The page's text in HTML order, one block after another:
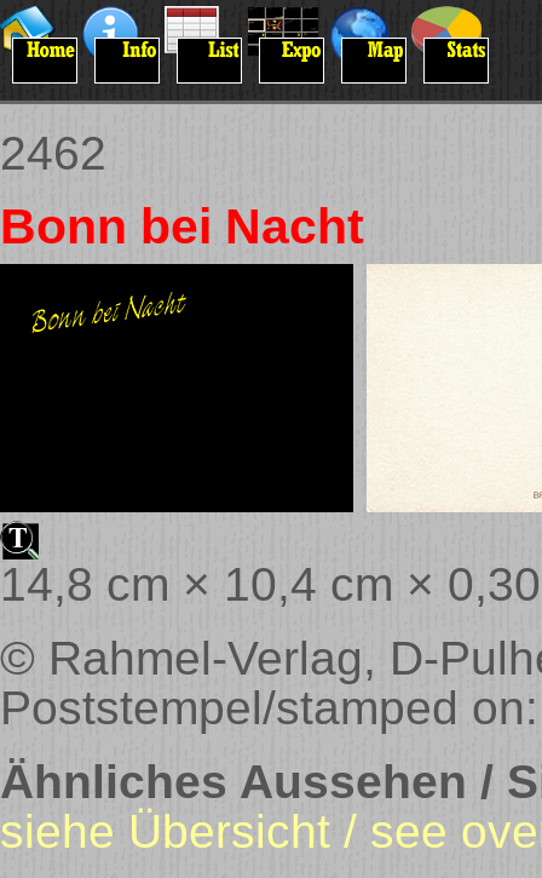
2462
Bonn bei Nacht
14,8 cm × 10,4 cm ×
© Rahmel-Verlag, D-
Poststempel/stamped
Ähnliches Aussehen /
siehe Übersicht / see